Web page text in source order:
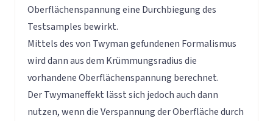
Oberflächenspannung eine Durchbiegung des
Testsamples bewirkt.
Mittels des von Twyman gefundenen Formalismus
wird dann aus dem Krümmungsradius die
vorhandene Oberflächenspannung berechnet.
Der Twymaneffekt lässt sich jedoch auch dann
nutzen, wenn die Verspannung der Oberfläche durch